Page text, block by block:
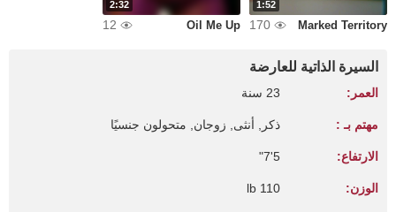
1:52
Marked Territory
170
2:32
Oil Me Up
12
السيرة الذاتية للعارضة
العمر: 23 سنة
مهتم بـ : ذكر, أنثى, زوجان, متحولون جنسيًا
الارتفاع: 5'7"
الوزن: 110 lb